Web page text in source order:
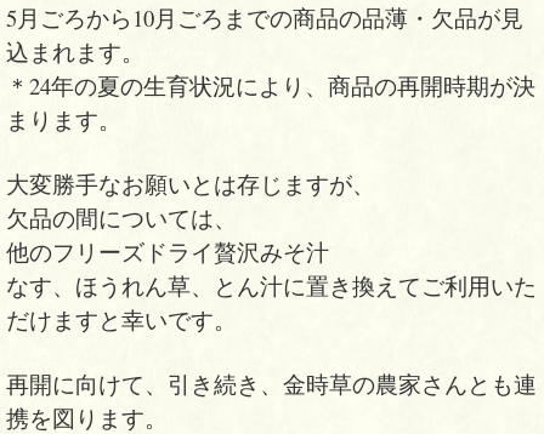
5月ごろから10月ごろまでの商品の品薄・欠品が見
込まれます。
＊24年の夏の生育状況により、商品の再開時期が決
まります。
大変勝手なお願いとは存じますが、
欠品の間については、
他のフリーズドライ贅沢みそ汁
なす、ほうれん草、とん汁に置き換えてご利用いた
だけますと幸いです。
再開に向けて、引き続き、金時草の農家さんとも連
携を図ります。